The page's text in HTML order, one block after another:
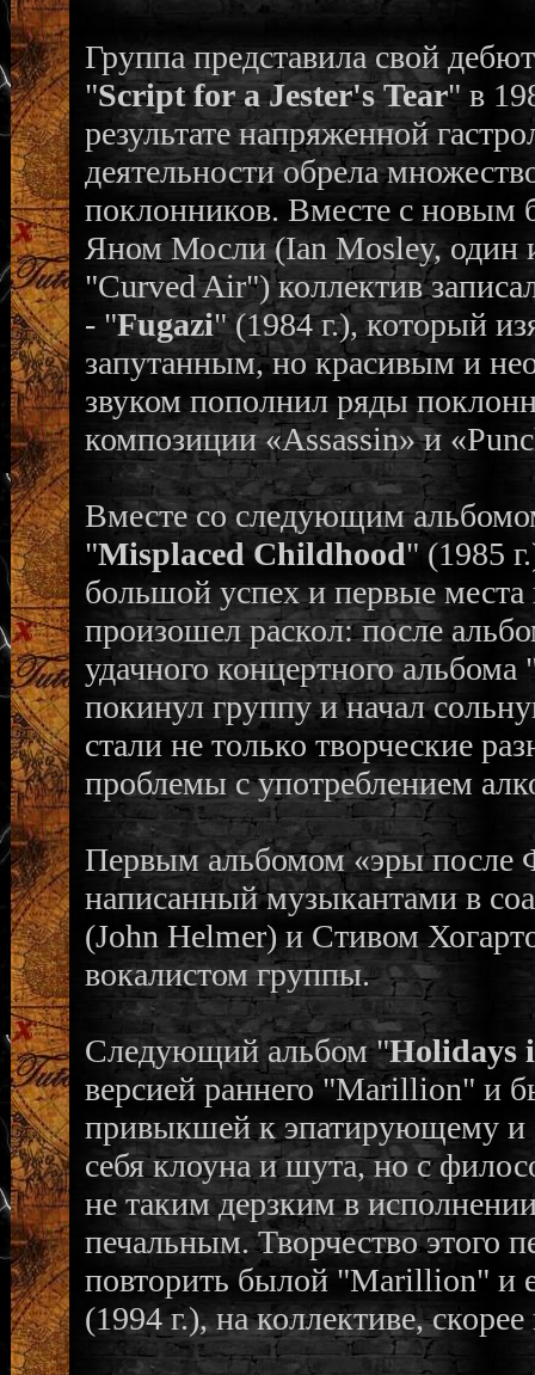
Группа представила свой
"Script for a Jester's Tear" в
результате напряженной
деятельности обрела
поклонников. Вместе с новым
Яном Мосли (Ian Mosley, один
"Curved Air") коллектив
- "Fugazi" (1984 г.), который
запутанным, но красивым и
звуком пополнил ряды
композиции «Assassin» и
Вместе со следующим
"Misplaced Childhood" (1985
большой успех и первые
произошел раскол: после
удачного концертного альбома
покинул группу и начал
стали не только творческие
проблемы с употреблением
Первым альбомом «эры после
написанный музыкантами в
(John Helmer) и Стивом
вокалистом группы.
Следующий альбом "Holidays
версией раннего "Marillion" и
привыкшей к эпатирующему
себя клоуна и шута, но с
не таким дерзким в
печальным. Творчество этого
повторить былой "Marillion" и
(1994 г.), на коллективе,